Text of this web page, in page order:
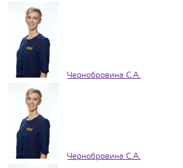
Чернобровина С.А.
Чернобровина С.А.